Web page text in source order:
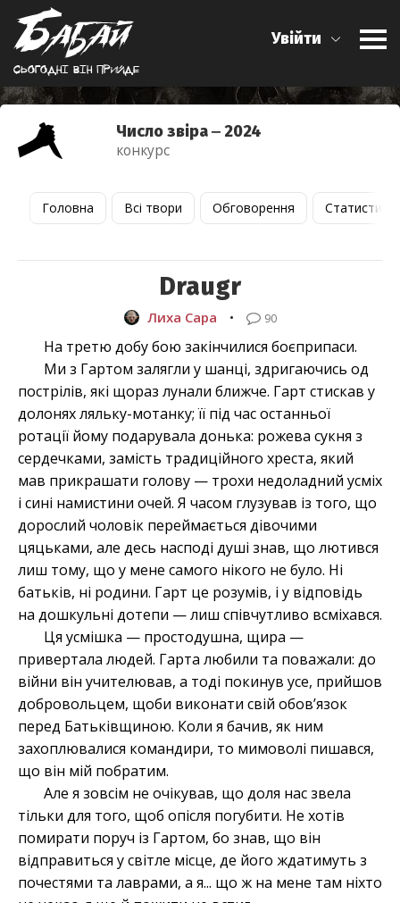
Сьогоднi вiн прийде
Увійти
Число звіра ‒ 2024
конкурс
Головна Всі твори Обговорення Статистика
Draugr
Лиха Сара • 90
На третю добу бою закінчилися боєприпаси.
Ми з Гартом залягли у шанці, здригаючись од
пострілів, які щораз лунали ближче. Гарт стискав у
долонях ляльку-мотанку; її під час останньої
ротації йому подарувала донька: рожева сукня з
сердечками, замість традиційного хреста, який
мав прикрашати голову — трохи недоладний усміх
і сині намистини очей. Я часом глузував із того, що
дорослий чоловік переймається дівочими
цяцьками, але десь насподі душі знав, що лютився
лиш тому, що у мене самого нікого не було. Ні
батьків, ні родини. Гарт це розумів, і у відповідь
на дошкульні дотепи — лиш співчутливо всміхався.
Ця усмішка — простодушна, щира —
привертала людей. Гарта любили та поважали: до
війни він учителював, а тоді покинув усе, прийшов
добровольцем, щоби виконати свій обов’язок
перед Батьківщиною. Коли я бачив, як ним
захоплювалися командири, то мимоволі пишався,
що він мій побратим.
Але я зовсім не очікував, що доля нас звела
тільки для того, щоб опісля погубити. Не хотів
помирати поруч із Гартом, бо знав, що він
відправиться у світле місце, де його ждатимуть з
почестями та лаврами, а я... що ж на мене там ніхто